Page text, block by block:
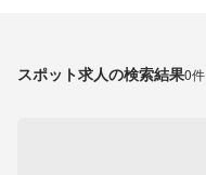
スポット求人の検索結果0件